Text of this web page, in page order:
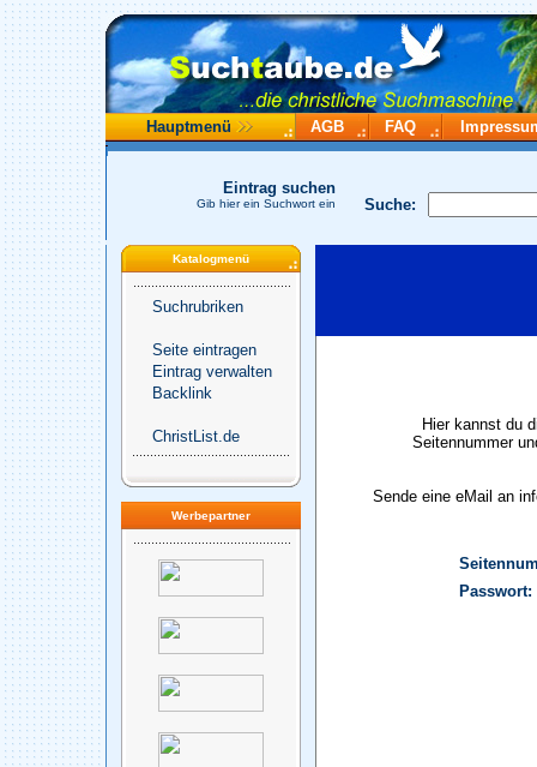
Hauptmenü AGB FAQ
Suche:
Eintrag suchen
Gib hier ein Suchwort ein
Katalogmenü
Suchrubriken
Seite eintragen
Eintrag verwalten
Backlink
ChristList.de
Werbepartner
Hier kannst du
Seitennummer
Sende eine eMail an
Passwort: